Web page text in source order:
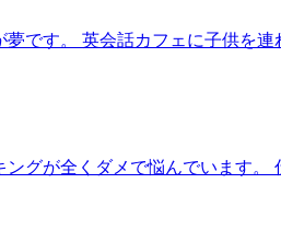
です。 英会話カフェに子供を
グが全くダメで悩んでいます